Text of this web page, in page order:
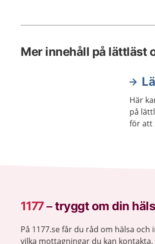
Mer innehåll på lättläst
Här
på
för att
1177–tryggt om din
På 1177.se får du råd om hälsa
vilka mottagningar du kan